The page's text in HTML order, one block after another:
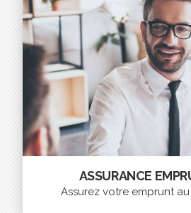
ASSURANCE
Assurez votre emprunt